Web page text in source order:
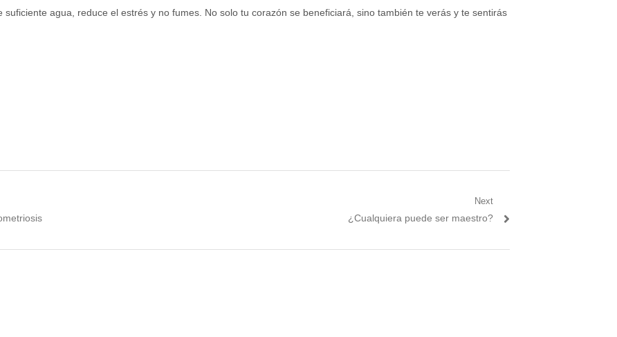
agua, reduce el estrés y no fumes. No solo tu corazón se beneficiará, sino también te verás y te sentirás
Next
Next
¿Cualquiera puede ser maestro?